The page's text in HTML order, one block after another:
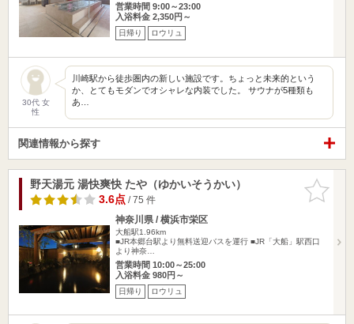
営業時間 9:00～23:00
入浴料金 2,350円～
日帰り ロウリュ
30代 女
性
川崎駅から徒歩圏内の新しい施設です。ちょっと未来的という
か、とてもモダンでオシャレな内装でした。 サウナが5種類も
あ…
関連情報から探す
お気に入
りに追加
野天湯元 湯快爽快 たや（ゆかいそうかい）
3.6点/ 75 件
神奈川県 / 横浜市栄区
大船駅1.96km
■JR本郷台駅より無料送迎バスを運行 ■JR「大船」駅西口
より神奈…
営業時間 10:00～25:00
入浴料金 980円～
日帰り ロウリュ